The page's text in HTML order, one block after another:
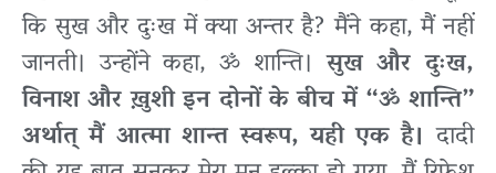
कि सुख और दुःख में क्या अन्तर है? मैंने कहा, मैं नहीं
जानती। उन्होंने कहा, ॐ शान्ति।सुख और दुःख,
विनाश और ख़ुशी इन दोनों के बीच में “ॐ शान्ति”
अर्थात् मैं आत्मा शान्त स्वरूप, यही एक है।दादी